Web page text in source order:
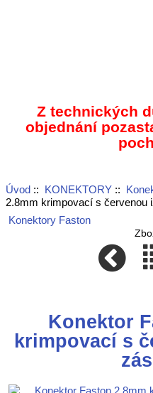
Z technických
objednání
Úvod:: KONEKTORY::
2.8mm krimpovací s červenou
Konektory Faston
Konektor
krimpovací s